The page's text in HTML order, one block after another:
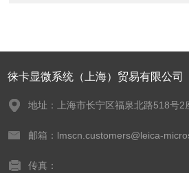
徕卡显微系统（上海）贸易有限公司
地址：上海市长宁区福泉北路518号2
邮箱：lmscn.customers@leica-
传真：